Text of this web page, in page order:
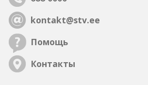
kontakt@stv.ee
Помощь
Контакты